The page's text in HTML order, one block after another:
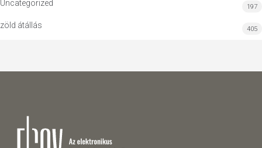
Uncategorized 197
zöld átállás 405